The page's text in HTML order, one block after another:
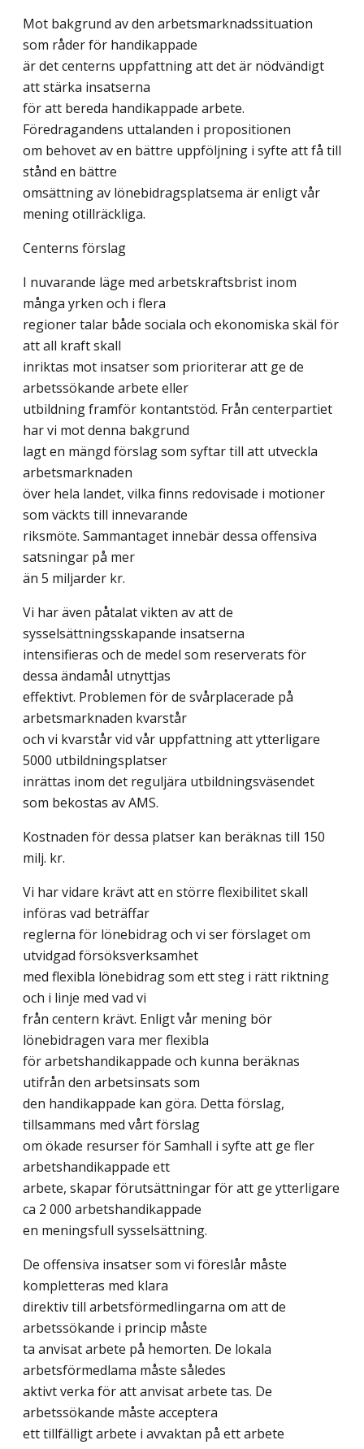
Mot bakgrund av den arbetsmarknadssituation
som råder för handikappade
är det centerns uppfattning att det är nödvändigt
att stärka insatserna
för att bereda handikappade arbete.
Föredragandens uttalanden i propositionen
om behovet av en bättre uppföljning i syfte att få till
stånd en bättre
omsättning av lönebidragsplatsema är enligt vår
mening otillräckliga.
Centerns förslag
I nuvarande läge med arbetskraftsbrist inom
många yrken och i flera
regioner talar både sociala och ekonomiska skäl för
att all kraft skall
inriktas mot insatser som prioriterar att ge de
arbetssökande arbete eller
utbildning framför kontantstöd. Från centerpartiet
har vi mot denna bakgrund
lagt en mängd förslag som syftar till att utveckla
arbetsmarknaden
över hela landet, vilka finns redovisade i motioner
som väckts till innevarande
riksmöte. Sammantaget innebär dessa offensiva
satsningar på mer
än 5 miljarder kr.
Vi har även påtalat vikten av att de
sysselsättningsskapande insatserna
intensifieras och de medel som reserverats för
dessa ändamål utnyttjas
effektivt. Problemen för de svårplacerade på
arbetsmarknaden kvarstår
och vi kvarstår vid vår uppfattning att ytterligare
5000 utbildningsplatser
inrättas inom det reguljära utbildningsväsendet
som bekostas av AMS.
Kostnaden för dessa platser kan beräknas till 150
milj. kr.
Vi har vidare krävt att en större flexibilitet skall
införas vad beträffar
reglerna för lönebidrag och vi ser förslaget om
utvidgad försöksverksamhet
med flexibla lönebidrag som ett steg i rätt riktning
och i linje med vad vi
från centern krävt. Enligt vår mening bör
lönebidragen vara mer flexibla
för arbetshandikappade och kunna beräknas
utifrån den arbetsinsats som
den handikappade kan göra. Detta förslag,
tillsammans med vårt förslag
om ökade resurser för Samhall i syfte att ge fler
arbetshandikappade ett
arbete, skapar förutsättningar för att ge ytterligare
ca 2 000 arbetshandikappade
en meningsfull sysselsättning.
De offensiva insatser som vi föreslår måste
kompletteras med klara
direktiv till arbetsförmedlingarna om att de
arbetssökande i princip måste
ta anvisat arbete på hemorten. De lokala
arbetsförmedlama måste således
aktivt verka för att anvisat arbete tas. De
arbetssökande måste acceptera
ett tillfälligt arbete i avvaktan på ett arbete